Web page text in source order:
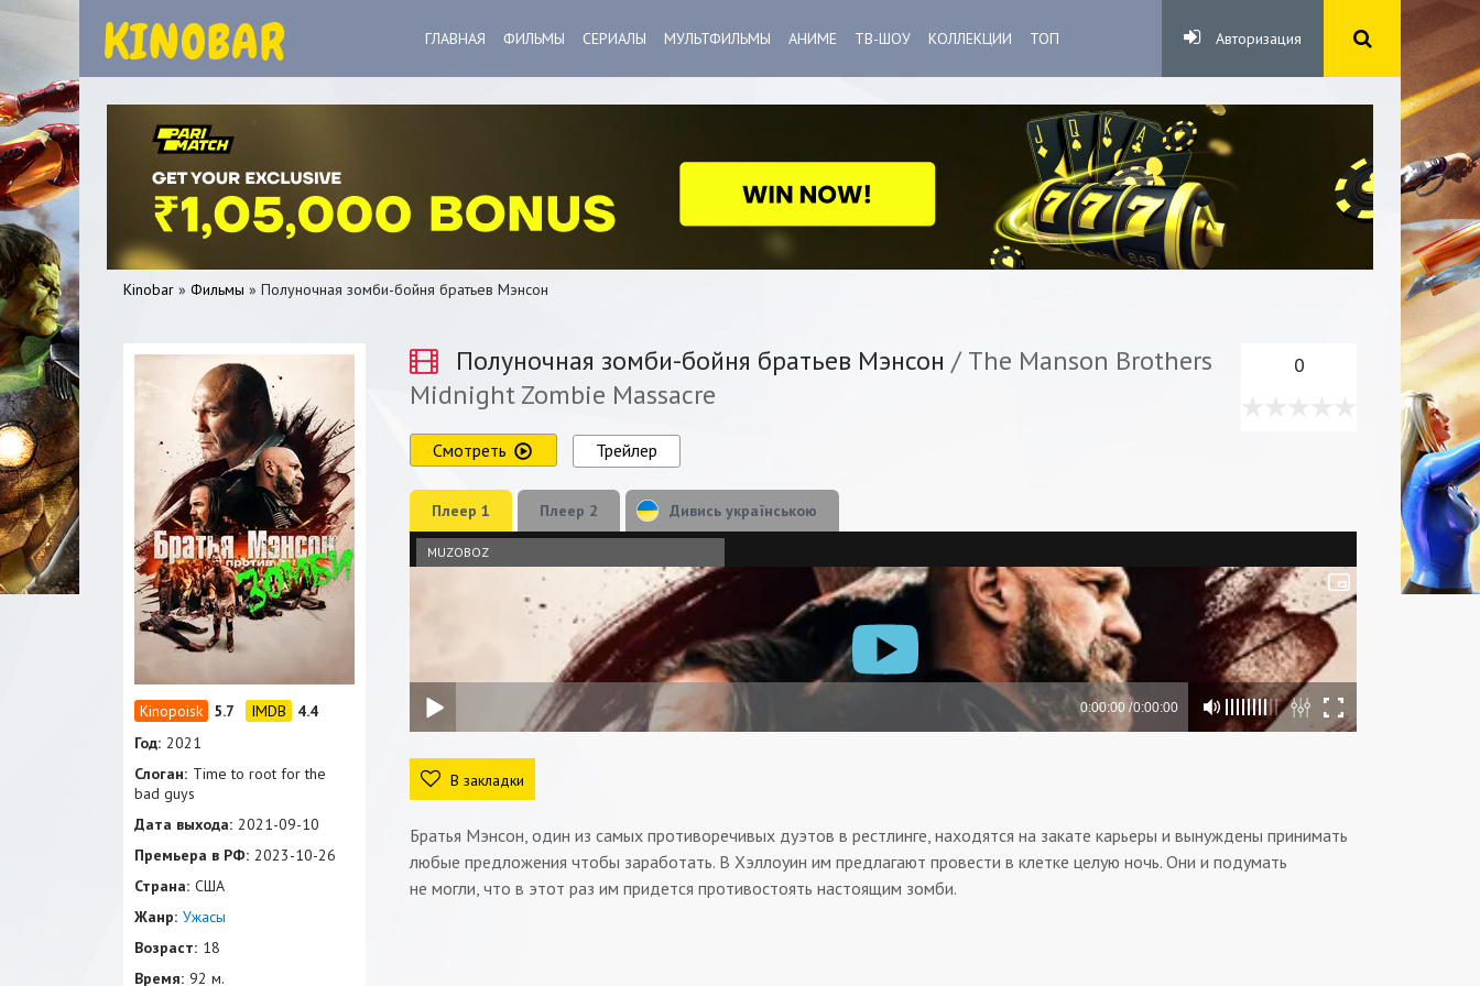
ГЛАВНАЯ ФИЛЬМЫ СЕРИАЛЫ МУЛЬТФИЛЬМЫ АНИМЕ ТВ-ШОУ КОЛЛЕКЦИИ ТОП Авторизация
Kinobar » Фильмы » Полуночная зомби-бойня братьев Мэнсон
Полуночная зомби-бойня братьев Мэнсон / The Manson Brothers
Midnight Zombie Massacre
0
01 2 3 4
Смотреть Трейлер
Плеер 1 Плеер 2 Дивись українською
MUZOBOZ
В закладки
Братья Мэнсон, один из самых противоречивых дуэтов в рестлинге, находятся на закате карьеры и вынуждены принимать
любые предложения чтобы заработать. В Хэллоуин им предлагают провести в клетке целую ночь. Они и подумать
не могли, что в этот раз им придется противостоять настоящим зомби.
5.7
4.4
Год: 2021
Слоган: Time to root for the
bad guys
Дата выхода: 2021-09-10
Премьера в РФ: 2023-10-26
Страна: США
Жанр: Ужасы
Возраст: 18
Время: 92 м.